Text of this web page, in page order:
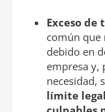
Exceso
común que
debido en
empresa y,
necesidad,
límite